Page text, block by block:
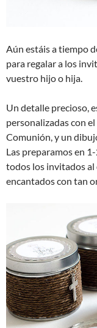
Aún estáis a tiempo
para regalar a los
vuestro hijo o hija.
Un detalle precioso,
personalizadas con
Comunión, y un
Las preparamos en
todos los invitados al
encantados con tan